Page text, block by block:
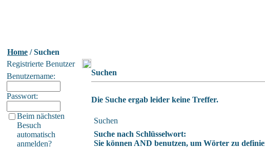
Home / Suchen
Registrierte Benutzer
Benutzername:
Passwort:
Beim nächsten
Besuch
automatisch
anmelden?
Suchen
Die Suche ergab leider keine Treffer.
Suchen
Suche nach Schlüsselwort:
Sie können AND benutzen, um Wörter zu